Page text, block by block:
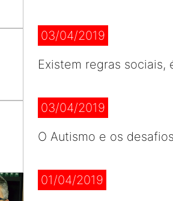
03/04/2019
Existem regras sociais,
03/04/2019
O Autismo e os
01/04/2019